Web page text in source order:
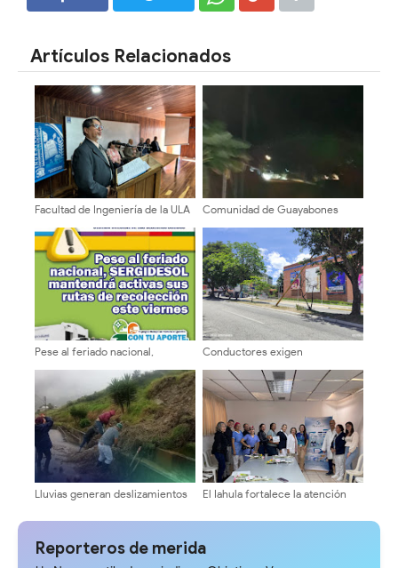
Artículos Relacionados
Facultad de Ingeniería de la ULA
Comunidad de Guayabones
respuestas a la alcaldía
Pese al feriado nacional,
sus rutas de recolección este
viernes #24Jul
Conductores exigen
a punto de colapsar en la
Avenida Las Américas
Lluvias generan deslizamientos
Quintero
El Iahula fortalece la atención
técnica multidisciplinaria
Reporteros de merida